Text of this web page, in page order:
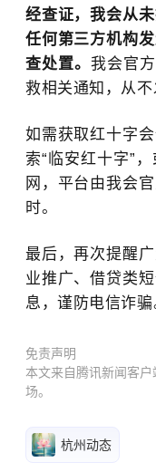
经查证，我会从
任何第三方机构
查处置。我会官
救相关通知，从不
如需获取红十字
索“临安红十字”
网，平台由我会
时。
最后，再次提醒
业推广、借贷类
息，谨防电信诈骗
免责声明
本文来自腾讯新闻客
场。
杭州动态